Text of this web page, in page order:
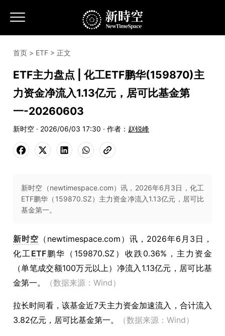
首页 > ETF > 正文
ETF主力盘点 | 化工ETF鹏华(159870)主
力资金净流入1.13亿元，居可比基金第
一-20260603
新时空 · 2026/06/03 17:30 · 作者： 赵锐峰
新时空（newtimespace.com）讯，2026年6月3日，化工
ETF鹏华（159870.SZ）主力资金净流入1.13亿元，居可比
基金第一。
新时空 （ newtimespace.com ）讯， 2026年6月3日，
化工ETF鹏华（159870.SZ）收跌0.36%，主力资金
（单笔成交额100万元以上）净流入1.13亿元，居可比基
金第一。
（数据来源：Wind）
拉长时间看，该基金近7天主力资金加速流入，合计流入
3.82亿元，居可比基金第一。
（数据来源：Wind）